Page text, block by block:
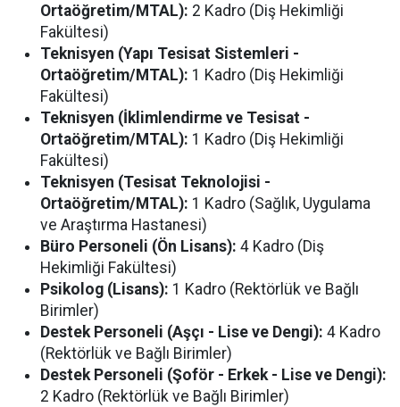
Ortaöğretim/MTAL): 2 Kadro (Diş Hekimliği
Fakültesi)
Teknisyen (Yapı Tesisat Sistemleri -
Ortaöğretim/MTAL): 1 Kadro (Diş Hekimliği
Fakültesi)
Teknisyen (İklimlendirme ve Tesisat -
Ortaöğretim/MTAL): 1 Kadro (Diş Hekimliği
Fakültesi)
Teknisyen (Tesisat Teknolojisi -
Ortaöğretim/MTAL): 1 Kadro (Sağlık, Uygulama
ve Araştırma Hastanesi)
Büro Personeli (Ön Lisans): 4 Kadro (Diş
Hekimliği Fakültesi)
Psikolog (Lisans): 1 Kadro (Rektörlük ve Bağlı
Birimler)
Destek Personeli (Aşçı - Lise ve Dengi): 4 Kadro
(Rektörlük ve Bağlı Birimler)
Destek Personeli (Şoför - Erkek - Lise ve Dengi):
2 Kadro (Rektörlük ve Bağlı Birimler)